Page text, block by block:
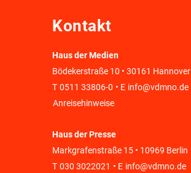
Kontakt
Haus der Medien
Bödekerstraße 10 • 30161 Hannover
T 0511 33806-0 • E info@vdmno.de
Anreisehinweise
Haus der Presse
Markgrafenstraße 15 • 10969 Berlin
T 030 3022021 • E info@vdmno.de